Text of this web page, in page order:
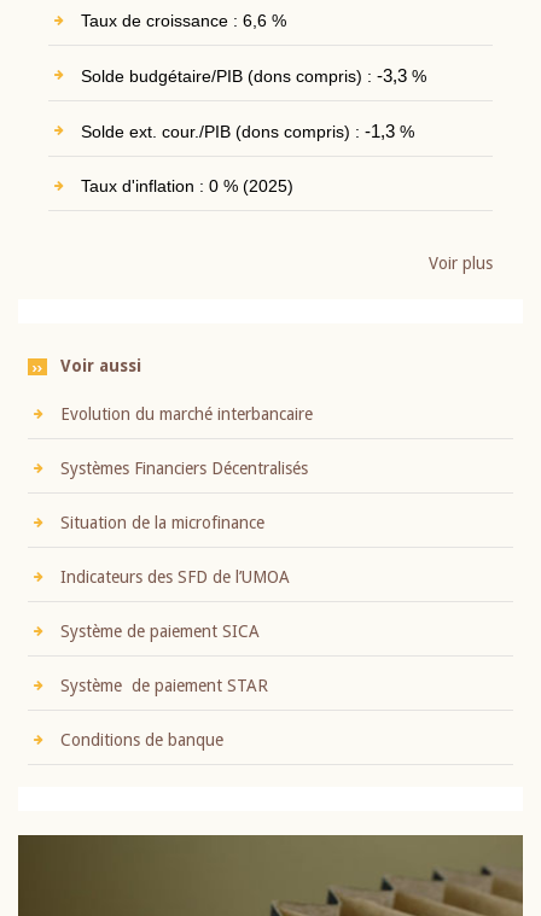
Taux de croissance : 6,6 %
Solde budgétaire/PIB (dons compris) : -3,3%
Solde ext. cour./PIB (dons compris) : -1,3%
Taux d'inflation : 0 % (2025)
Voir plus
Voir aussi
Evolution du marché interbancaire
Systèmes Financiers Décentralisés
Situation de la microfinance
Indicateurs des SFD de l’UMOA
Système de paiement SICA
Système de paiement STAR
Conditions de banque